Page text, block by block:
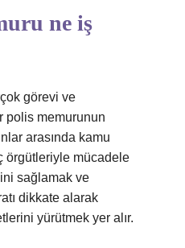
ne iş
görevi ve
polis memurunun
arasında kamu
örgütleriyle mücadele
sağlamak ve
dikkate alarak
yürütmek yer alır.